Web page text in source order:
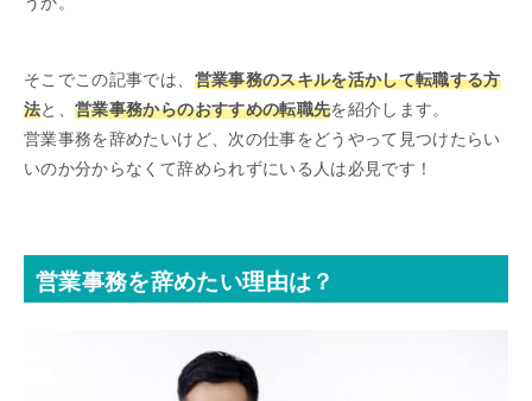
そこでこの記事では、 営業事務のスキルを活かして転職する方
法と、営業事務からのおすすめの転職先を紹介します。
営業事務を辞めたいけど、次の仕事をどうやって見つけたらい
いのか分からなくて辞められずにいる人は必見です！
営業事務を辞めたい理由は？